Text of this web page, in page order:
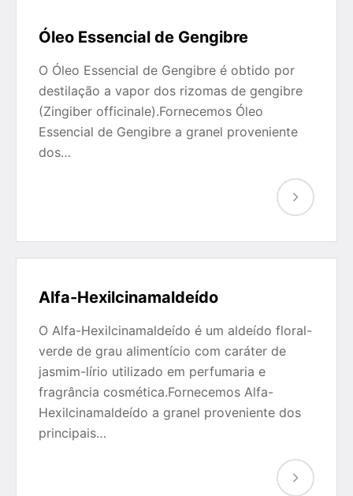
Óleo Essencial de Gengibre
O Óleo Essencial de Gengibre é obtido por
destilação a vapor dos rizomas de gengibre
(Zingiber officinale).Fornecemos Óleo
Essencial de Gengibre a granel proveniente
dos…
Alfa-Hexilcinamaldeído
O Alfa-Hexilcinamaldeído é um aldeído floral-
verde de grau alimentício com caráter de
jasmim-lírio utilizado em perfumaria e
fragrância cosmética.Fornecemos Alfa-
Hexilcinamaldeído a granel proveniente dos
principais…